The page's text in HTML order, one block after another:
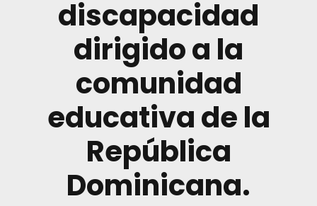
discapacidad
dirigido a la
comunidad
educativa de la
República
Dominicana.